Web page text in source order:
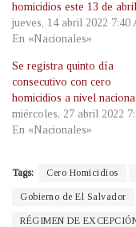
homicidios este 13 de abril
jueves, 14 abril 2022 7:40
En «Nacionales»
Se registra quinto día
consecutivo con cero
homicidios a nivel nacional
miércoles, 27 abril 2022
En «Nacionales»
Tags: Cero Homicidios
Gobierno de El Salvador
RÉGIMEN DE